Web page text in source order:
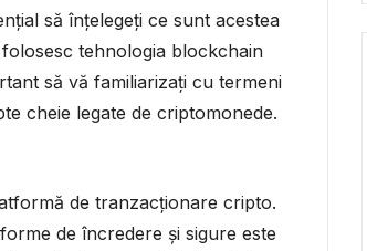
să înțelegeți ce sunt acestea
tehnologia blockchain
să vă familiarizați cu termeni
cheie legate de criptomonede.
de tranzacționare cripto.
de încredere și sigure este